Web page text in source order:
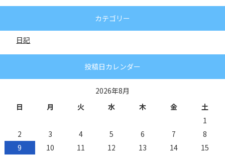
カテゴリー
日記
投稿日カレンダー
2026年8月
日
月 火 水 木 金
土
1
2
3 4 5 6 7
8
9
10 11 12 13 14
15